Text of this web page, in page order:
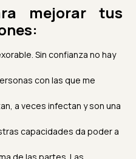
mejorar tus
Sin confianza no hay
con las que me
a veces infectan y son una
capacidades da poder a